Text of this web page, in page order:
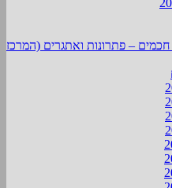
– פתרונות ואתגרים (המרכז